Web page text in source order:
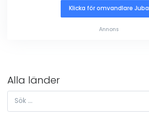
Klicka för omvandlare Juba
Annons
Alla länder